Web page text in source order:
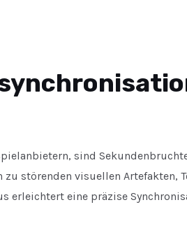
sind
störenden visuellen Artefakten,
erleichtert eine präzise